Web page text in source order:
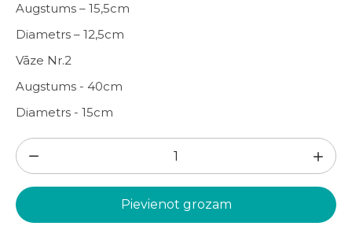
Augstums – 15,5cm
Diametrs – 12,5cm
Vāze Nr.2
Augstums - 40cm
Diametrs - 15cm
Koka
vāžu
komplekts
(VK65)
Pievienot grozam